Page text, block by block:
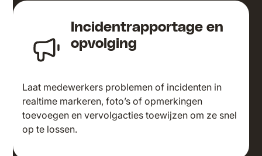
Incidentrapportage en
opvolging
Laat medewerkers problemen of incidenten in
realtime markeren, foto’s of opmerkingen
toevoegen en vervolgacties toewijzen om ze snel
op te lossen.